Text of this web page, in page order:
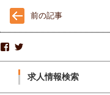
前の記事
株
会
リ
S
R
N
B
求人情報検索